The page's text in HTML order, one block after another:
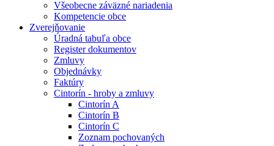
Všeobecne záväzné nariadenia
Kompetencie obce
Zverejňovanie
Úradná tabuľa obce
Register dokumentov
Zmluvy
Objednávky
Faktúry
Cintorín - hroby a zmluvy
Cintorín A
Cintorín B
Cintorín C
Zoznam pochovaných